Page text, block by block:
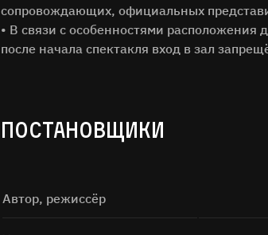
сопровождающих, официальных
• В связи с особенностями расположения
после начала спектакля вход в зал
ПОСТАНОВЩИКИ
Автор, режиссёр
Нажимая на кнопку «Отправить», я